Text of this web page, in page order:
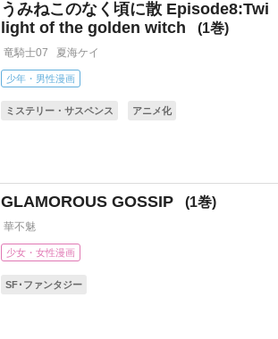
うみねこのなく頃に散 Episode8:Twi
light of the golden witch
1
竜騎士07 夏海ケイ
少年・男性漫画
ミステリー・サスペンス
アニメ化
GLAMOROUS GOSSIP 1
華不魅
少女・女性漫画
SF･ファンタジー